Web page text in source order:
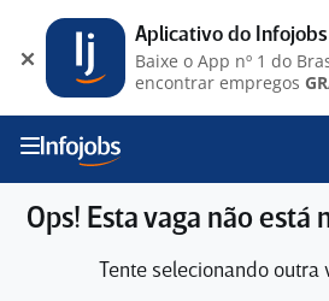
Ops! Esta vaga não está
Tente selecionando outra
Aplicativo do Infojobs
Baixe o App nº 1 do
encontrar empregos